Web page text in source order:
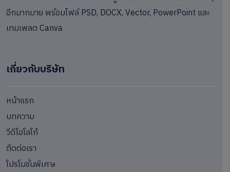
อีกมากมาย พร้อมไฟล์ PSD, DOCX, Vector, PowerPoint และ
เทมเพลต Canva
เกี่ยวกับบริษัท
หน้าแรก
บทความ
วีดีโอโลโก้
ติดต่อเรา
โปรโมชั่นพิเศษ